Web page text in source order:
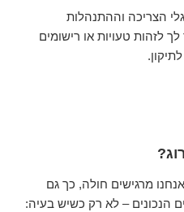
הצריכה וההתנהלות
לזהות טעויות או רישומים
מרגישים חולה, כך גם
הנכונים – לא רק כשיש בעיה: